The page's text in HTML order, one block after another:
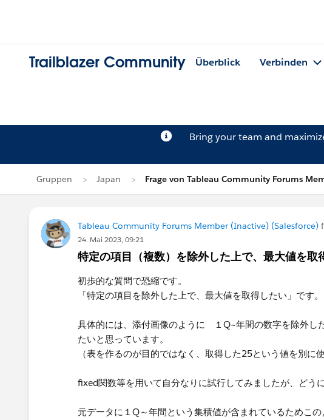
Trailblazer Community Überblick Verbinden
Bring your team and
Gruppen Japan Frage von Tableau Community Forums
Tableau Community Forums Member (Inactive) (Salesforce)
24. Mai 2023, 09:21
特定の項目（複数）を除外した上で、最大値を取
初歩的な質問で恐縮です。
「特定の項目を除外した上で、最大値を取得したい」​です。​
具体的には、添付画像のように １Q~年間の数字を除外し
たいと思っています。
（表を作るのが目的ではなく、取得した25という値を別に使
fixed関数等を用いて自分なりに試行してみましたが、どう
元データに１Q～年間という集積値が含まれているためこ